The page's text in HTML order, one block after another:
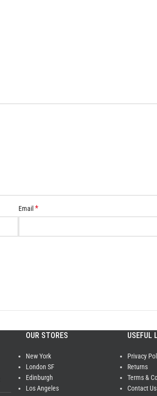
Email *
OUR STORES
New York
London SF
Edinburgh
Los Angeles
USEFUL
Privacy
Returns
Terms &
Contact Us